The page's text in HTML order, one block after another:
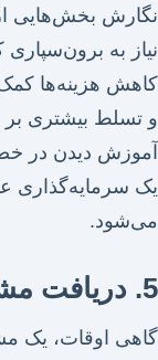
نگارش بخش‌هایی از
نیاز به برون‌سپاری
کاهش هزینه‌ها
و تسلط بیشتری بر
آموزش دیدن در
یک سرمایه‌گذاری
می‌شود.
5. دریافت مشاوره‌های تخصصی
گاهی اوقات، یک